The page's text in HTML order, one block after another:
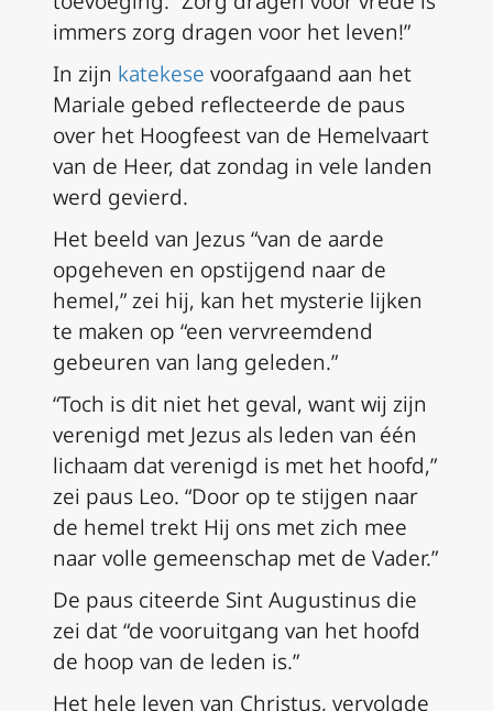
immers zorg dragen voor het leven!”
In zijn katekese voorafgaand aan het
Mariale gebed reflecteerde de paus
over het Hoogfeest van de Hemelvaart
van de Heer, dat zondag in vele landen
werd gevierd.
Het beeld van Jezus “van de aarde
opgeheven en opstijgend naar de
hemel,” zei hij, kan het mysterie lijken
te maken op “een vervreemdend
gebeuren van lang geleden.”
“Toch is dit niet het geval, want wij zijn
verenigd met Jezus als leden van één
lichaam dat verenigd is met het hoofd,”
zei paus Leo. “Door op te stijgen naar
de hemel trekt Hij ons met zich mee
naar volle gemeenschap met de Vader.”
De paus citeerde Sint Augustinus die
zei dat “de vooruitgang van het hoofd
de hoop van de leden is.”
Het hele leven van Christus, vervolgde